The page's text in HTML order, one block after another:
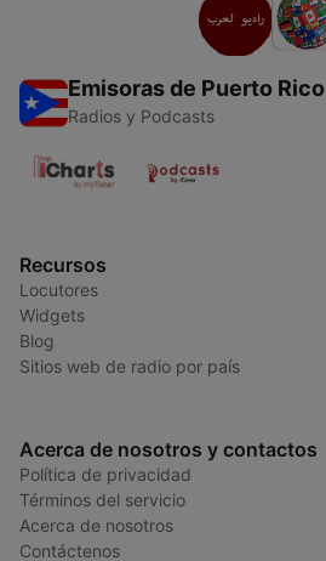
Emisoras de Puerto Rico
Radios y Podcasts
Recursos
Locutores
Widgets
Blog
Sitios web de radio por país
Acerca de nosotros y contactos
Política de privacidad
Términos del servicio
Acerca de nosotros
Contáctenos